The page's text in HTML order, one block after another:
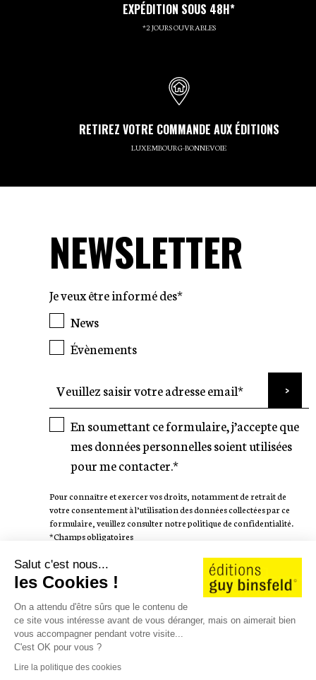
EXPÉDITION SOUS 48H*
*2 JOURS OUVRABLES
RETIREZ VOTRE COMMANDE AUX ÉDITIONS
LUXEMBOURG-BONNEVOIE
NEWSLETTER
Je veux être informé des*
News
Évènements
En soumettant ce formulaire, j’accepte que
mes données personnelles soient utilisées
pour me contacter.*
Pour connaître et exercer vos droits, notamment de retrait de
votre consentement à l’utilisation des données collectées par ce
formulaire, veuillez consulter notre politique de confidentialité.
*Champs obligatoires
SUIVEZ-NOUS
AUTEURS
Salut c'est nous...
les Cookies !
On a attendu d'être sûrs que le contenu de
ce site vous intéresse avant de vous déranger, mais on aimerait bien
vous accompagner pendant votre visite...
C'est OK pour vous ?
Lire la politique des cookies